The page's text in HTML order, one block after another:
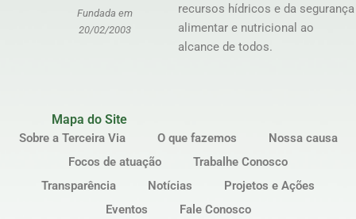
Fundada em
20/02/2003
recursos hídricos e da segurança
alimentar e nutricional ao
alcance de todos.
Mapa do Site
Sobre a Terceira Via O que fazemos
Nossa causa
Focos de atuação
Trabalhe Conosco
Transparência
Notícias
Projetos e Ações
Eventos
Fale Conosco